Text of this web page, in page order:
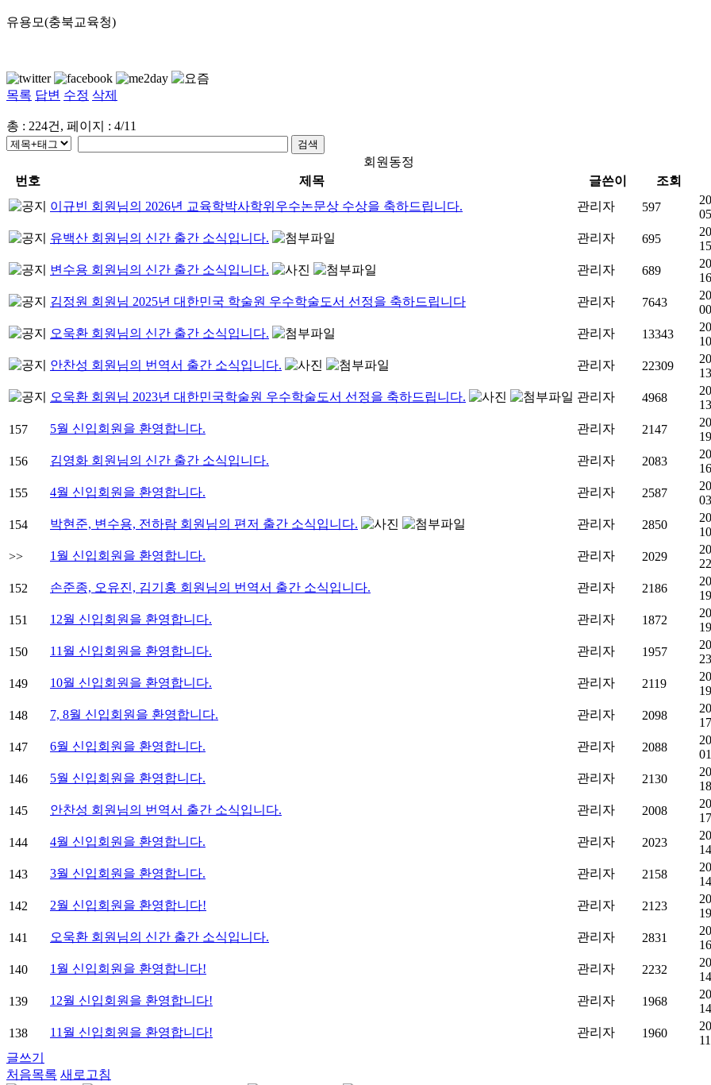
유용모(충북교육청)
목록 답변 수정 삭제
총 : 224건, 페이지 : 4/11
회원동정
번호
제목 글쓴이 조회
이규빈 회원님의 2026년 교육학박사학위우수논문상 수상을 축하드립니다.
관리자 597
유백산 회원님의 신간 출간 소식입니다.
관리자 695
변수용 회원님의 신간 출간 소식입니다.
관리자 689
김정원 회원님 2025년 대한민국 학술원 우수학술도서 선정을 축하드립니다
관리자 7643
오욱환 회원님의 신간 출간 소식입니다.
관리자 13343
안찬성 회원님의 번역서 출간 소식입니다.
관리자 22309
오욱환 회원님 2023년 대한민국학술원 우수학술도서 선정을 축하드립니다.
관리자 4968
157
5월 신입회원을 환영합니다. 관리자 2147
156
김영화 회원님의 신간 출간 소식입니다. 관리자 2083
155
4월 신입회원을 환영합니다. 관리자 2587
154
박현준, 변수용, 전하람 회원님의 편저 출간 소식입니다. 관리자 2850
>>
1월 신입회원을 환영합니다. 관리자 2029
152
손준종, 오유진, 김기홍 회원님의 번역서 출간 소식입니다. 관리자 2186
151
12월 신입회원을 환영합니다. 관리자 1872
150
11월 신입회원을 환영합니다. 관리자 1957
149
10월 신입회원을 환영합니다. 관리자 2119
148
7, 8월 신입회원을 환영합니다. 관리자 2098
147
6월 신입회원을 환영합니다. 관리자 2088
146
5월 신입회원을 환영합니다. 관리자 2130
145
안찬성 회원님의 번역서 출간 소식입니다. 관리자 2008
144
4월 신입회원을 환영합니다. 관리자 2023
143
3월 신입회원을 환영합니다. 관리자 2158
142
2월 신입회원을 환영합니다! 관리자 2123
141
오욱환 회원님의 신간 출간 소식입니다. 관리자 2831
140
1월 신입회원을 환영합니다! 관리자 2232
139
12월 신입회원을 환영합니다! 관리자 1968
138
11월 신입회원을 환영합니다! 관리자 1960
글쓰기
처음목록 새로고침